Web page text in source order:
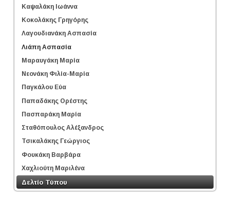
Καψαλάκη Ιωάννα
Κοκολάκης Γρηγόρης
Λαγουδιανάκη Ασπασία
Λιάπη Ασπασία
Μαραυγάκη Μαρία
Νεονάκη Φιλία-Μαρία
Παγκάλου Εύα
Παπαδάκης Ορέστης
Πασπαράκη Μαρία
Σταθόπουλος Αλέξανδρος
Τσικαλάκης Γεώργιος
Φουκάκη Βαρβάρα
Χαχλιούτη Μαριλένα
Δελτίο Τύπου